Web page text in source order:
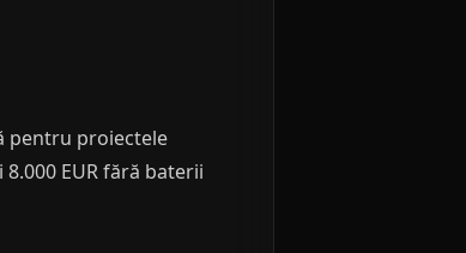
pentru proiectele
EUR fără baterii